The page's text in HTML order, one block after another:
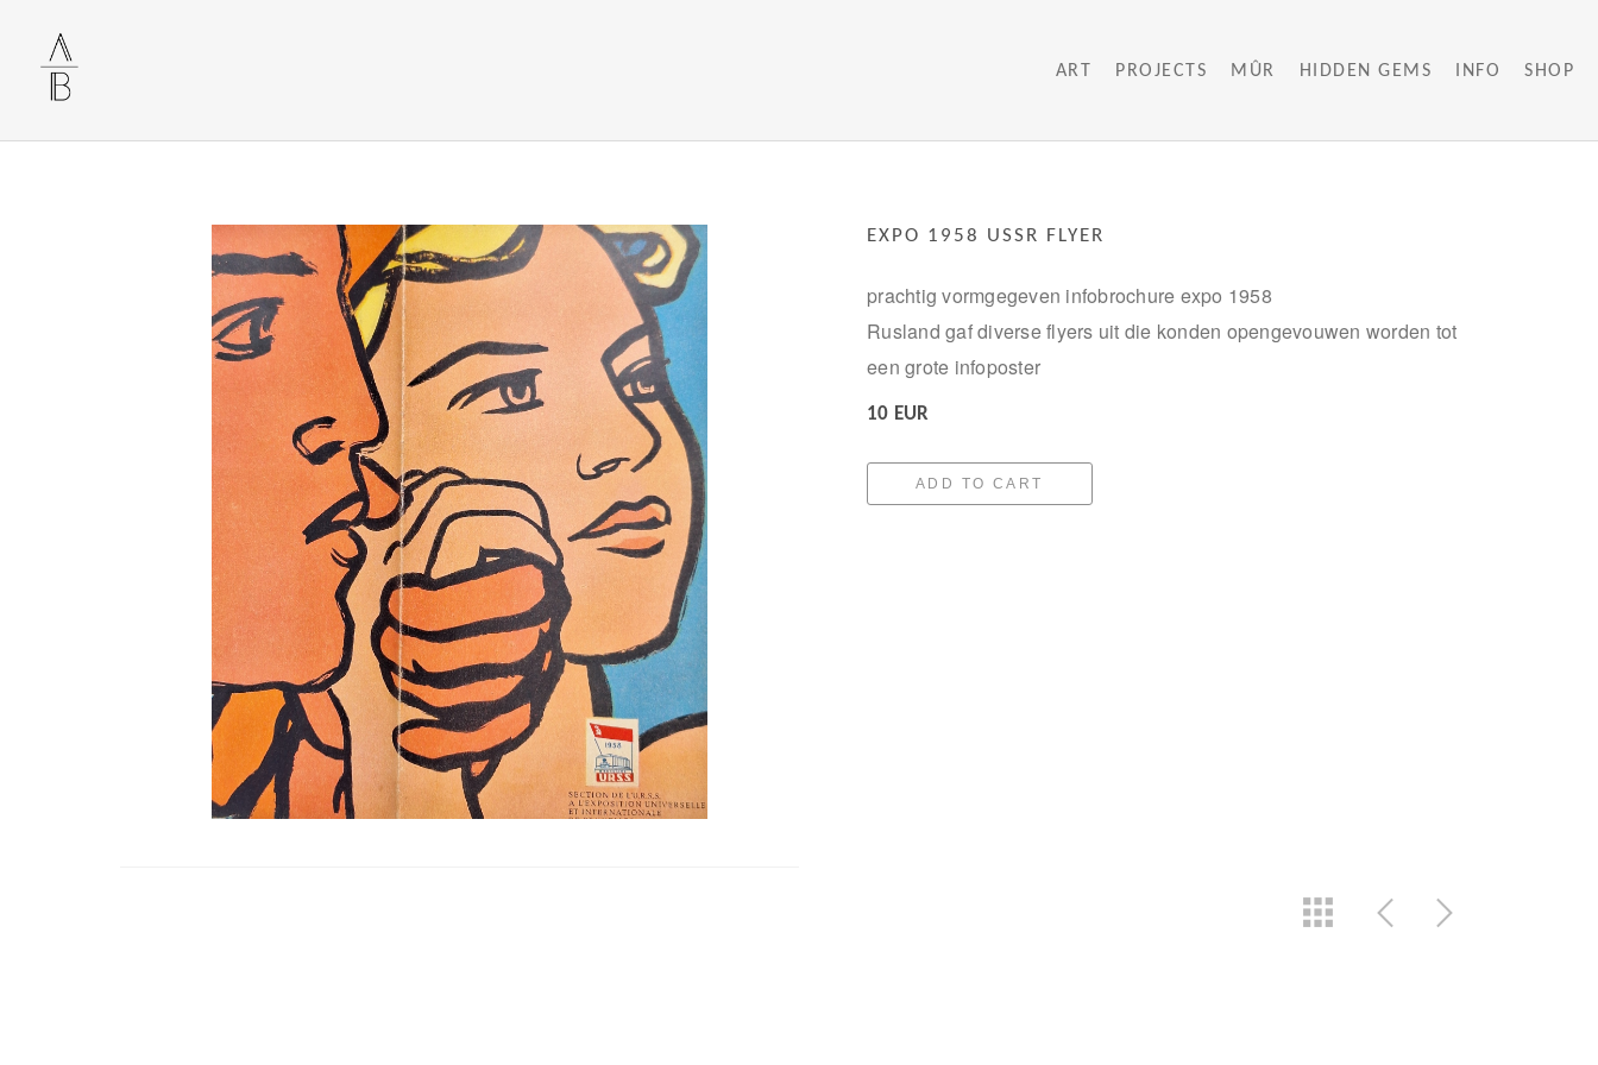
ART PROJECTS MÛR HIDDEN GEMS INFO SHOP
EXPO 1958 USSR FLYER
prachtig vormgegeven infobrochure expo 1958
Rusland gaf diverse flyers uit die konden opengevouwen worden tot
een grote infoposter
10 EUR
ADD TO CART